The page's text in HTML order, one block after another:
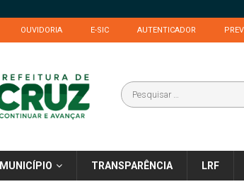
OUVIDORIA E-SIC AUTENTICADOR
TRANSPARÊNCIA LRF